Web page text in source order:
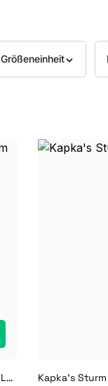
Größeneinheit
Antimatter Intense Gamma Velorum 10 ml Longfill Aroma Kapka's